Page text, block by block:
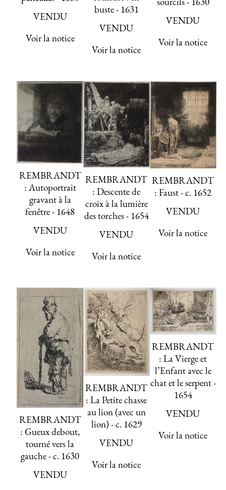
VENDU
Voir la notice
buste - 1631
VENDU
Voir la notice
VENDU
Voir la notice
REMBRANDT
: Autoportrait
gravant à la
fenêtre - 1648
VENDU
Voir la notice
REMBRANDT
: Descente de
croix à la lumière
des torches - 1654
VENDU
Voir la notice
REMBRANDT
: Faust - c. 1652
VENDU
Voir la notice
REMBRANDT
: Gueux debout,
tourné vers la
gauche - c. 1630
VENDU
REMBRANDT
: La Petite chasse
au lion (avec un
lion) - c. 1629
VENDU
Voir la notice
REMBRANDT
: La Vierge et
l’Enfant avec le
chat et le serpent -
1654
VENDU
Voir la notice